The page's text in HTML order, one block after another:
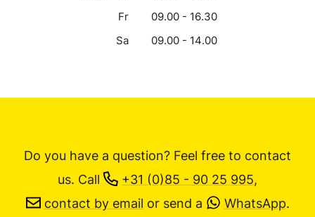
Fr
09.00 - 16.30
Sa
09.00 - 14.00
Do you have a question? Feel free to contact
us. Call +31 (0)85 - 90 25 995,
contact by email or send a WhatsApp.